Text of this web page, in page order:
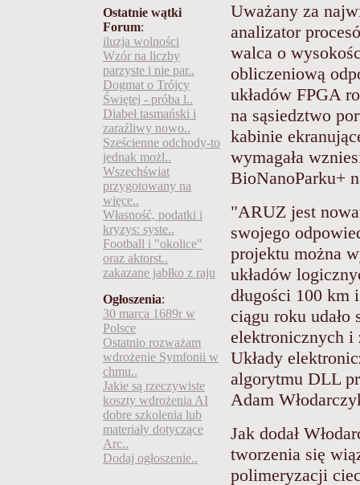
Ostatnie wątki
Forum:
iluzja wolności
Wzór na liczby
parzyste i nie par..
Dogmat o Trójcy
Świętej - próba l..
Diabeł tasmański i
zaraźliwy nowo..
Sześcienne odchody-to
jednak możl..
Wszechświat
przygotowany na
więce..
Własność, podatki i
kryzys: syste..
Football i "okolice"
oraz aktorst..
zakazane jabłko z raju
Ogłoszenia:
30 marca 1689r w
Polsce
Ostatnio rozważam
wdrożenie Symfonii w
chmu..
Jakie są rzeczywiste
koszty wdrożenia AI
dobre szkolenia lub
materiały dotyczące
Arc..
Dodaj ogłoszenie..
Uważany za
analizator
walca o
obliczeniową
układów FPGA
na sąsiedztwo
kabinie
wymagała
BioNanoParku+
"ARUZ jest
swojego
projektu można
układów
długości 100 km
ciągu roku
elektronicznych i
Układy
algorytmu DLL
Adam
Jak dodał
tworzenia się
polimeryzacji